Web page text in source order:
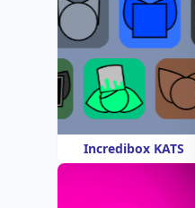
Incredibox KATS